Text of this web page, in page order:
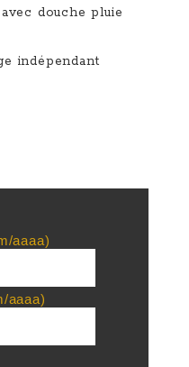
douche pluie
indépendant
aaaa)
aaaa)